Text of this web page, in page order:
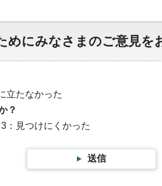
めにみなさまのご意見を
立たなかった
？
3：見つけにくかった
送信